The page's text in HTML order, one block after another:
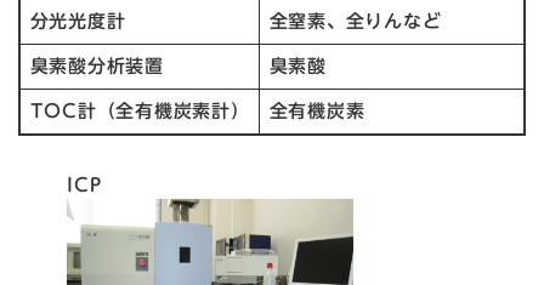
分光光度計 全窒素、全りんなど
臭素酸分析装置 臭素酸
TOC計（全有機炭素計） 全有機炭素
ICP